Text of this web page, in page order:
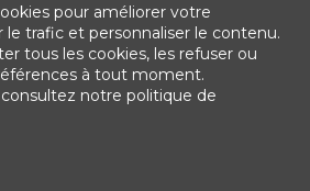
pour améliorer votre
le trafic et personnaliser le contenu.
tous les cookies, les refuser ou
à tout moment.
consultez notre politique de